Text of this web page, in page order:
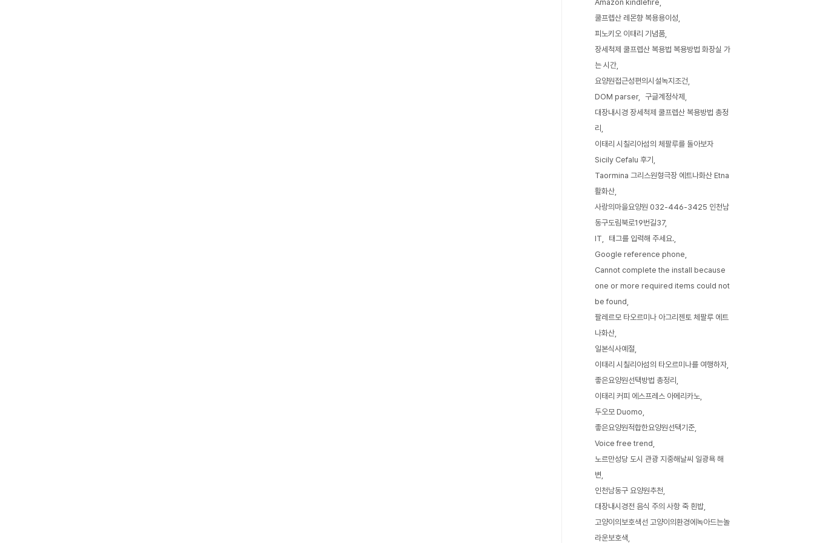
Amazon kindlefire
쿨프렙산 레몬향 복용용이성
피노키오 이태리 기념품
장세척제 쿨프렙산 복용법 복용방법 화장실 가
는 시간
요양원접근성편의시설녹지조건
DOM parser
구글계정삭제
대장내시경 장세척제 쿨프렙산 복용방법 총정
리
이태리 시칠리아섬의 체팔루를 돌아보자
Sicily Cefalu 후기
Taormina 그리스원형극장 에트나화산 Etna
활화산
사랑의마을요양원 032-446-3425 인천남
동구도림북로19번길37
IT
태그를 입력해 주세요.
Google reference phone
Cannot complete the install because
one or more required items could not
be found
팔레르모 타오르미나 아그리젠토 체팔루 에트
나화산
일본식사예절
이태리 시칠리아섬의 타오르미나를 여행하자
좋은요양원선택방법 총정리
이태리 커피 에스프레스 아메리카노
두오모 Duomo
좋은요양원적합한요양원선택기준
Voice free trend
노르만성당 도시 관광 지중해날씨 일광욕 해
변
인천남동구 요양원추천
대장내시경전 음식 주의 사항 죽 흰밥
고양이의보호색선 고양이의환경에녹아드는놀
라운보호색